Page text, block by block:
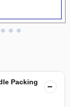
Packing
−